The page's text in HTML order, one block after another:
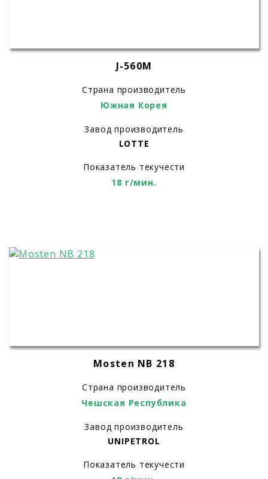
J-560M
Страна производитель
Южная Корея
Завод производитель
LOTTE
Показатель текучести
18 г/мин.
Mosten NB 218
Страна производитель
Чешская Республика
Завод производитель
UNIPETROL
Показатель текучести